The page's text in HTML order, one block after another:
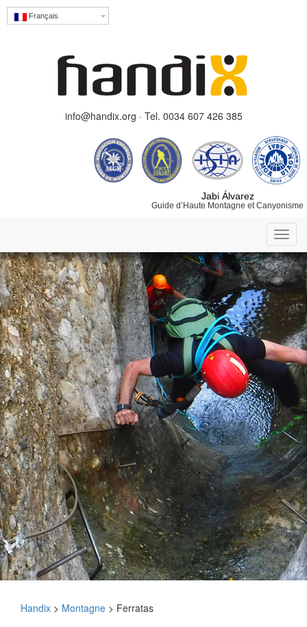
Français
info@handix.org · Tel. 0034 607 426 385
Jabi Álvarez
Guide d’Haute Montagne et Canyonisme
Handix > Montagne > Ferratas